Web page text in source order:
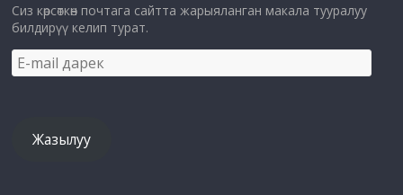
Сиз көрсөткөн почтага сайтта жарыяланган макала тууралуу
билдирүү келип турат.
E-
mail
Жазылуу